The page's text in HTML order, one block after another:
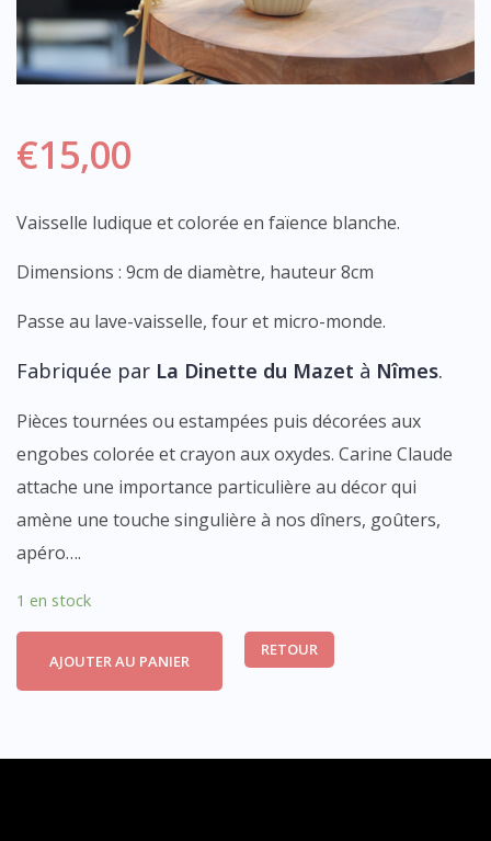
€15,00
Vaisselle ludique et colorée en faïence blanche.
Dimensions : 9cm de diamètre, hauteur 8cm
Passe au lave-vaisselle, four et micro-monde.
Fabriquée par La Dinette du Mazet à Nîmes.
Pièces tournées ou estampées puis décorées aux
engobes colorée et crayon aux oxydes. Carine Claude
attache une importance particulière au décor qui
amène une touche singulière à nos dîners, goûters,
apéro….
1 en stock
AJOUTER AU PANIER
RETOUR